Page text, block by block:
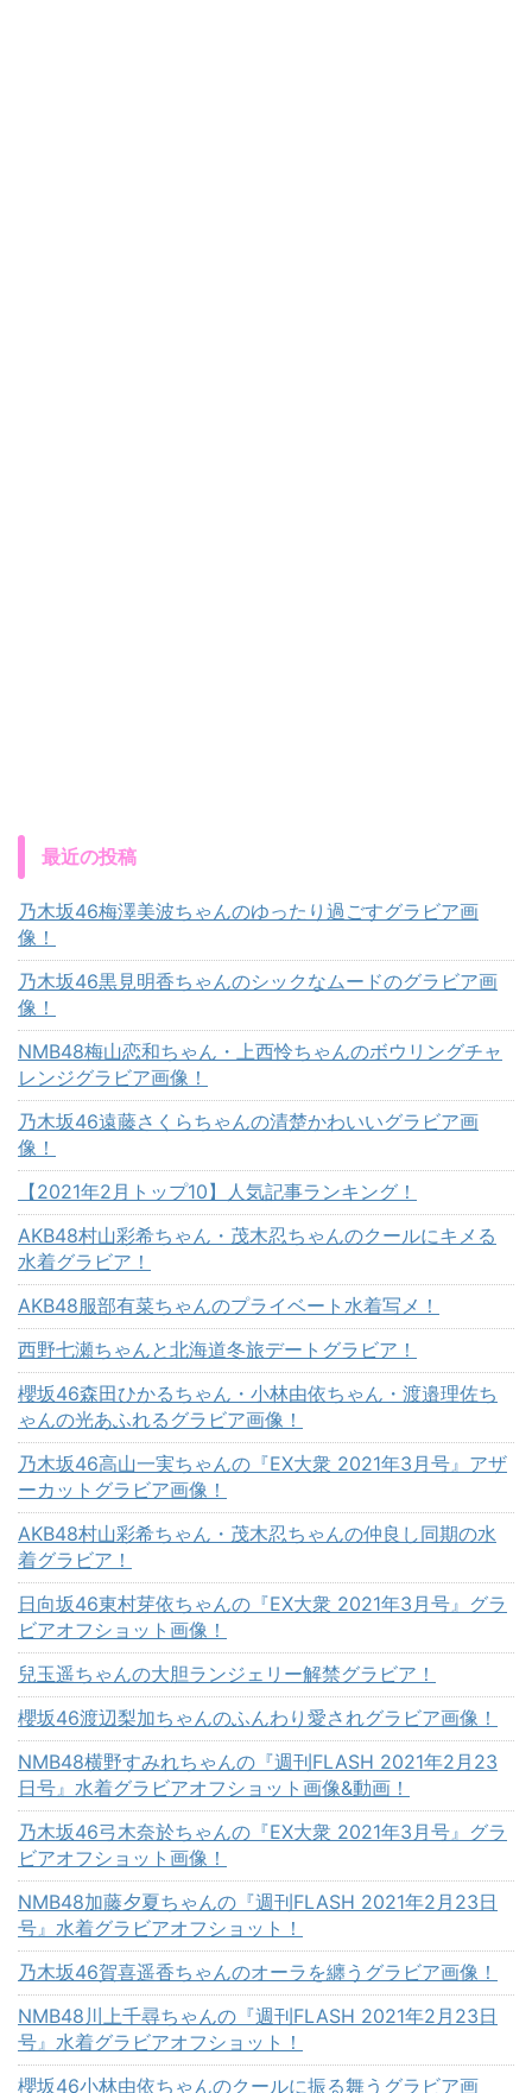
最近の投稿
乃木坂46梅澤美波ちゃんのゆったり過ごすグラビア画
像！
乃木坂46黒見明香ちゃんのシックなムードのグラビア画
像！
NMB48梅山恋和ちゃん・上西怜ちゃんのボウリングチャ
レンジグラビア画像！
乃木坂46遠藤さくらちゃんの清楚かわいいグラビア画
像！
【2021年2月トップ10】人気記事ランキング！
AKB48村山彩希ちゃん・茂木忍ちゃんのクールにキメる
水着グラビア！
AKB48服部有菜ちゃんのプライベート水着写メ！
西野七瀬ちゃんと北海道冬旅デートグラビア！
櫻坂46森田ひかるちゃん・小林由依ちゃん・渡邉理佐ち
ゃんの光あふれるグラビア画像！
乃木坂46高山一実ちゃんの『EX大衆 2021年3月号』アザ
ーカットグラビア画像！
AKB48村山彩希ちゃん・茂木忍ちゃんの仲良し同期の水
着グラビア！
日向坂46東村芽依ちゃんの『EX大衆 2021年3月号』グラ
ビアオフショット画像！
兒玉遥ちゃんの大胆ランジェリー解禁グラビア！
櫻坂46渡辺梨加ちゃんのふんわり愛されグラビア画像！
NMB48横野すみれちゃんの『週刊FLASH 2021年2月23
日号』水着グラビアオフショット画像&動画！
乃木坂46弓木奈於ちゃんの『EX大衆 2021年3月号』グラ
ビアオフショット画像！
NMB48加藤夕夏ちゃんの『週刊FLASH 2021年2月23日
号』水着グラビアオフショット！
乃木坂46賀喜遥香ちゃんのオーラを纏うグラビア画像！
NMB48川上千尋ちゃんの『週刊FLASH 2021年2月23日
号』水着グラビアオフショット！
櫻坂46小林由依ちゃんのクールに振る舞うグラビア画